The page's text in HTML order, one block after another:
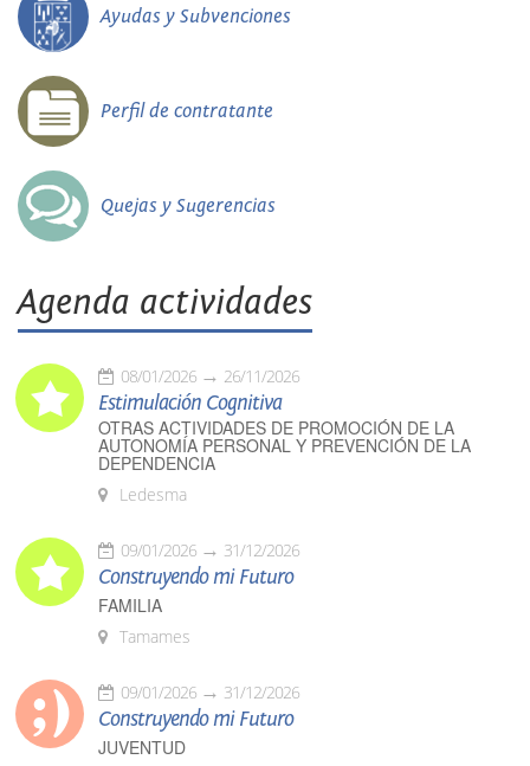
Ayudas y Subvenciones
Perfil de contratante
Quejas y Sugerencias
Agenda actividades
08/01/2026 26/11/2026
Estimulación Cognitiva
OTRAS ACTIVIDADES DE PROMOCIÓN DE LA
AUTONOMÍA PERSONAL Y PREVENCIÓN DE LA
DEPENDENCIA
Ledesma
09/01/2026 31/12/2026
Construyendo mi Futuro
FAMILIA
Tamames
09/01/2026 31/12/2026
Construyendo mi Futuro
JUVENTUD